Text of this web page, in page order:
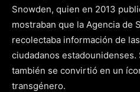
Snowden, quien en 2013
mostraban que la Agencia de
recolectaba información de
ciudadanos
también se convirtió en un
transgénero.